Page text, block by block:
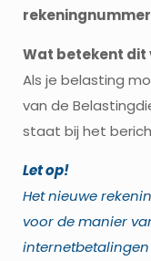
Wat betekent dit
Als je belasting
van de
staat bij het
Let op!
Het nieuwe
voor de manier